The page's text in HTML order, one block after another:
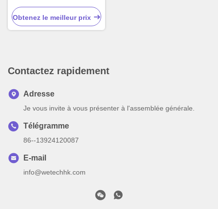
24V DC
Obtenez le meilleur prix
Contactez rapidement
Adresse
Je vous invite à vous présenter à l'assemblée générale.
Télégramme
86--13924120087
E-mail
info@wetechhk.com